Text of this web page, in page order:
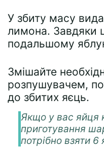
У збиту масу
лимона. Завдяки
подальшому
Змішайте
розпушувачем,
до збитих яєць.
Якщо у вас яйця
приготування
потрібно взяти 6